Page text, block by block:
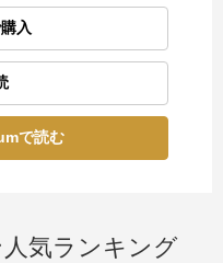
入
で読む
気ランキング